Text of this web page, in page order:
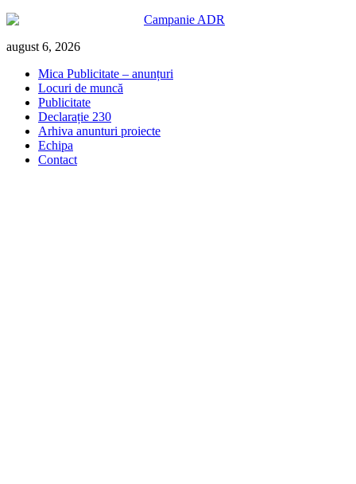
Skip
content
august 6, 2026
Mica Publicitate – anunțuri
Locuri de muncă
Publicitate
Declarație 230
Arhiva anunturi proiecte
Echipa
Contact